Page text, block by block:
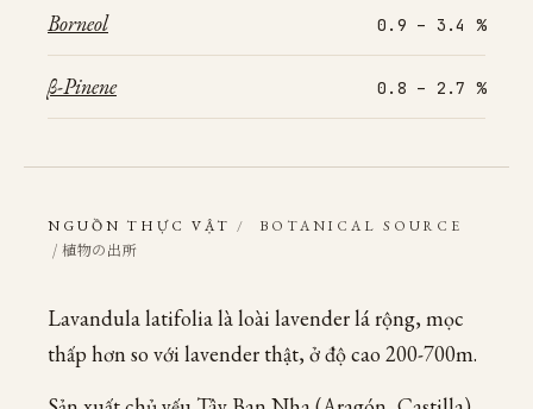
Borneol 0.9 – 3.4 %
β-Pinene 0.8 – 2.7 %
NGUỒN THỰC VẬT/ BOTANICAL SOURCE
/ 植物の出所
Lavandula latifolia là loài lavender lá rộng, mọc
thấp hơn so với lavender thật, ở độ cao 200-700m.